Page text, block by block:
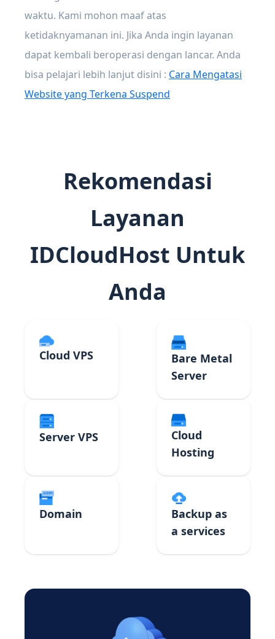
waktu. Kami mohon maaf atas
ketidaknyamanan ini. Jika Anda ingin layanan
dapat kembali beroperasi dengan lancar. Anda
bisa pelajari lebih lanjut disini : Cara Mengatasi
Website yang Terkena Suspend
Rekomendasi
Layanan
IDCloudHost Untuk
Anda
Cloud VPS
Bare Metal
Server
Server VPS
Cloud
Hosting
Domain
Backup as
a services